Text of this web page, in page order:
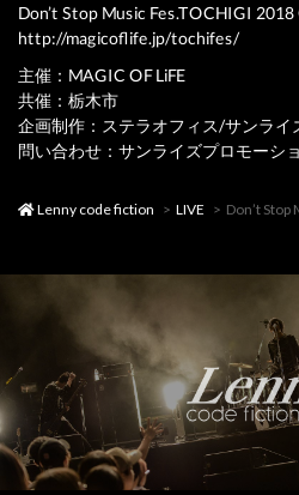
Don’t Stop Music Fes.TOCHIGI
http://magicoflife.jp/tochifes/
主催：MAGIC OF LiFE
共催：栃木市
企画制作：ステラオフィス/サンライ
問い合わせ：サンライズプロモーシ
Lenny code fiction LIVE Don’t Stop